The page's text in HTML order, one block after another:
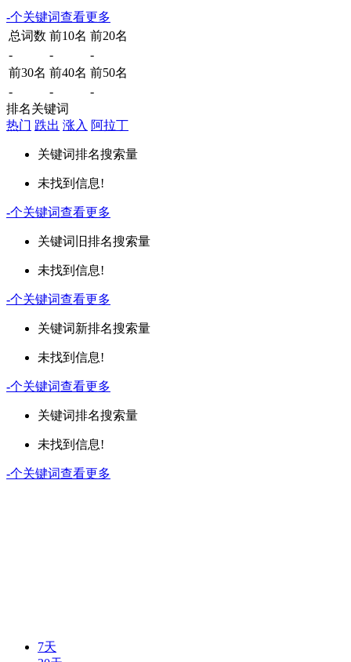
-个关键词查看更多
总词数 前10名 前20名
-
-
-
前30名 前40名 前50名
-
-
-
排名关键词
热门 跌出 涨入 阿拉丁
关键词排名搜索量
未找到信息!
-个关键词查看更多
关键词 旧排名搜索量
未找到信息!
-个关键词查看更多
关键词新排名搜索量
未找到信息!
-个关键词查看更多
关键词排名搜索量
未找到信息!
-个关键词查看更多
7天